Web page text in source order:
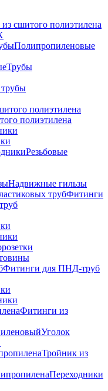
сшитого полиэтилена
Полипропиленовые
Трубы
полиэтилена
Резьбовые
Надвижные гильзы
Фитинги
Фитинги для ПНД-труб
Фитинги из
Уголок
Тройник из
Переходники